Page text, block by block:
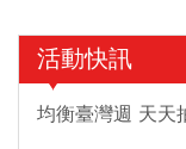
活動快訊
均衡臺灣週 天天